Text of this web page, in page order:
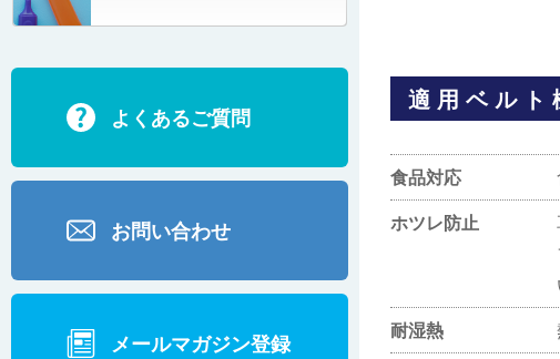
よくあるご質問
お問い合わせ
メールマガジン登録
適用ベルト
食品対応
ホツレ防止
耐湿熱